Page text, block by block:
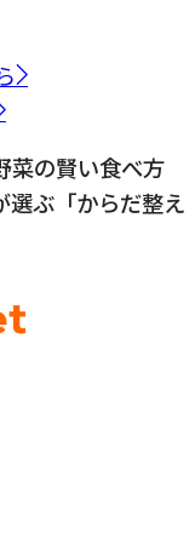
菜の賢い食べ方
ぶ「からだ整え